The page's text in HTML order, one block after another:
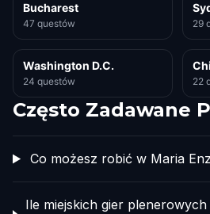
Bucharest
47 questów 29
Washington D.C.
24 questów 22
Często Zadawane
Co możesz robić w Maria
Ile miejskich gier